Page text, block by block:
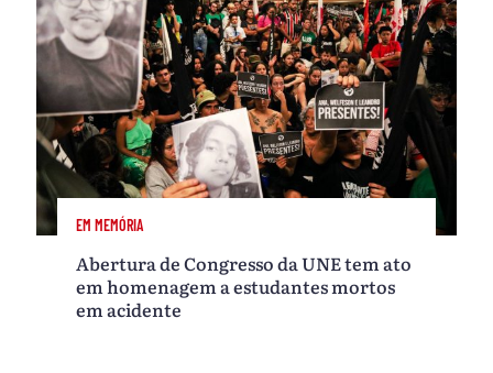
EM MEMÓRIA
Abertura de Congresso da UNE tem ato
em homenagem a estudantes mortos
em acidente